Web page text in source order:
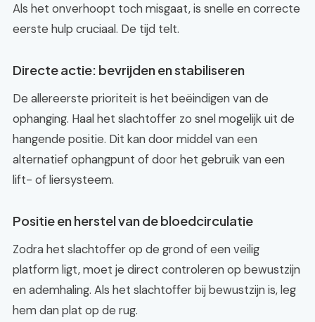
Als het onverhoopt toch misgaat, is snelle en correcte
eerste hulp cruciaal. De tijd telt.
Directe actie: bevrijden en stabiliseren
De allereerste prioriteit is het beëindigen van de
ophanging. Haal het slachtoffer zo snel mogelijk uit de
hangende positie. Dit kan door middel van een
alternatief ophangpunt of door het gebruik van een
lift- of liersysteem.
Positie en herstel van de bloedcirculatie
Zodra het slachtoffer op de grond of een veilig
platform ligt, moet je direct controleren op bewustzijn
en ademhaling. Als het slachtoffer bij bewustzijn is, leg
hem dan plat op de rug.